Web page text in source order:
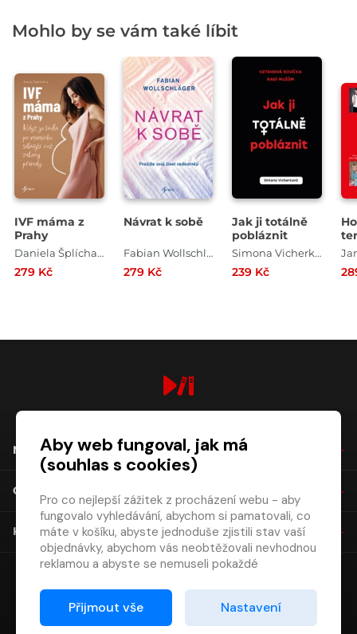
Mohlo by se vám také líbit
IVF máma z
Prahy
Daniela Šplíchalová
279 Kč
Návrat k sobě
Fabian Wollschläger
279 Kč
Jak ji totálně
pobláznit
Simona Vicherková
239 Kč
NÁKUP
O SPOLEČNOSTI
KONTAKT
Aby web fungoval, jak má
(souhlas s cookies)
Pro co nejlepší zážitek z procházení webu - aby
fungovalo vyhledávání, abychom si pamatovali, co
máte v košíku, abyste jednoduše zjistili stav vaší
objednávky, abychom vás neobtěžovali nevhodnou
reklamou a abyste se nemuseli pokaždé
Proto od vás potřebujeme souhlas se
zpracováním souborů cookies
Přijmout vše Nastavení